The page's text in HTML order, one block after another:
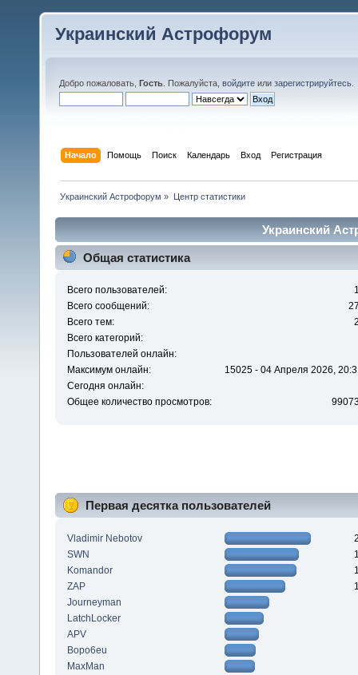
Украинский Астрофорум
Добро пожаловать, Гость . Пожалуйста, войдите или зарегистрируйтесь
Начало Помощь Поиск Календарь Вход Регистрация
Украинский Астрофорум » Центр статистики
Украинский
Общая статистика
Всего пользователей:
Всего сообщений:
Всего тем:
Всего категорий:
Пользователей онлайн:
Максимум онлайн:
15025 - 04 Апреля 2026,
Сегодня онлайн:
Общее количество просмотров:
Первая десятка пользователей
Vladimir Nebotov
SWN
Komandor
ZAP
Journeyman
LatchLocker
APV
Bopo6eu
MaxMan